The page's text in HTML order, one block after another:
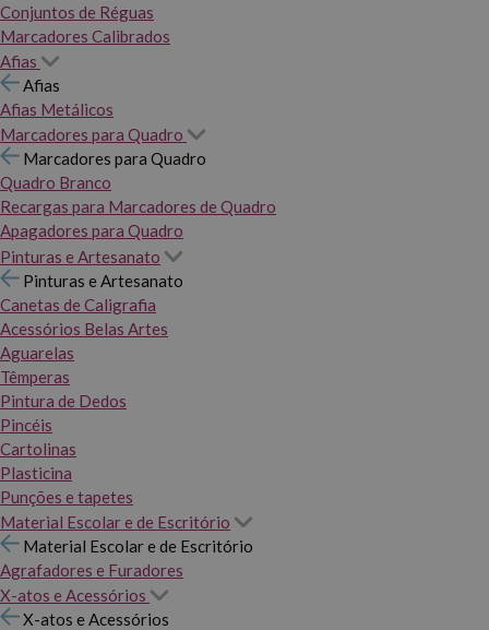
Conjuntos de Réguas
Marcadores Calibrados
Afias
Afias
Afias Metálicos
Marcadores para Quadro
Marcadores para Quadro
Quadro Branco
Recargas para Marcadores de Quadro
Apagadores para Quadro
Pinturas e Artesanato
Pinturas e Artesanato
Canetas de Caligrafia
Acessórios Belas Artes
Aguarelas
Têmperas
Pintura de Dedos
Pincéis
Cartolinas
Plasticina
Punções e tapetes
Material Escolar e de Escritório
Material Escolar e de Escritório
Agrafadores e Furadores
X-atos e Acessórios
X-atos e Acessórios